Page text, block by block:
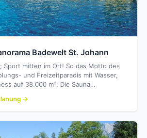
Badewelt St. Johann
Sport mitten im Ort! So das Motto des
und Freizeitparadis mit Wasser,
auf 38.000 m². Die Sauna…
→